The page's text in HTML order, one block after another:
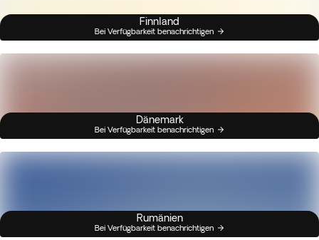
Finnland
Bei Verfügbarkeit benachrichtigen
Dänemark
Bei Verfügbarkeit benachrichtigen
Rumänien
Bei Verfügbarkeit benachrichtigen